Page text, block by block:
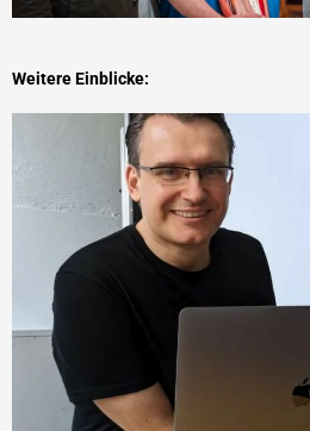
Weitere Einblicke: